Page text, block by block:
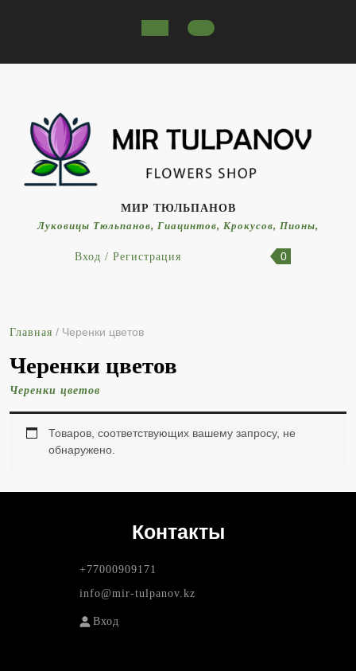
МИР ТЮЛЬПАНОВ
Луковицы Тюльпанов, Гиацинтов, Крокусов, Пионы,
Вход / Регистрация 0
Главная / Черенки цветов
Черенки цветов
Черенки цветов
Товаров, соответствующих вашему запросу, не
обнаружено.
Контакты
+77000909171
info@mir-tulpanov.kz
Вход